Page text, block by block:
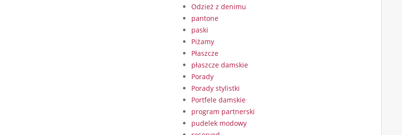
Odzież z denimu
pantone
paski
Piżamy
Płaszcze
płaszcze damskie
Porady
Porady stylistki
Portfele damskie
program partnerski
pudelek modowy